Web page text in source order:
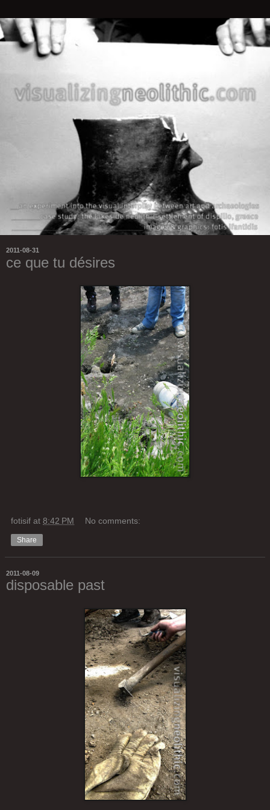
2011-08-31
ce que tu désires
fotisif at 8:42 PM No comments:
Share
2011-08-09
disposable past